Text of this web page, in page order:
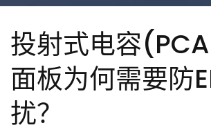
投射式电容
面板为何需要防
扰？